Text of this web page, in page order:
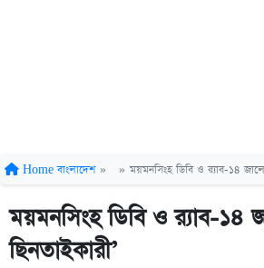
Home বাংলাদেশ » » ময়মনসিংহ ডিবি ও র‌্যাব-১৪
ময়মনসিংহ ডিবি ও র‌্যাব-১৪
ছিনতাইকারী’